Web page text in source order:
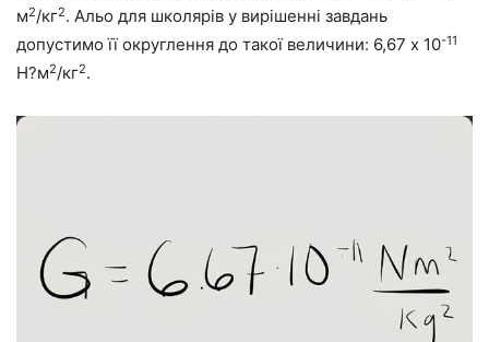
м2/кг2. Альо для школярів у вирішенні завдань
допустимо її округлення до такої величини: 6,67 х 10-11
Н?м2/кг2.